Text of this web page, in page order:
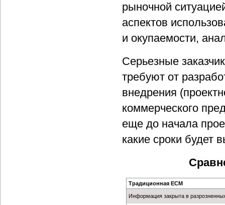
рыночной
аспектов
и окупаемости,
Серьезные
требуют от
внедрения
коммерческого
еще до начала
какие сроки будет
Традиционная ECM
Информация закрыта в